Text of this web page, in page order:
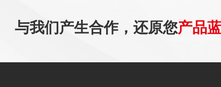
与我们产生合作，还原您产品